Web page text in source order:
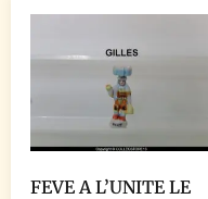
FEVE A L’UNITE LE